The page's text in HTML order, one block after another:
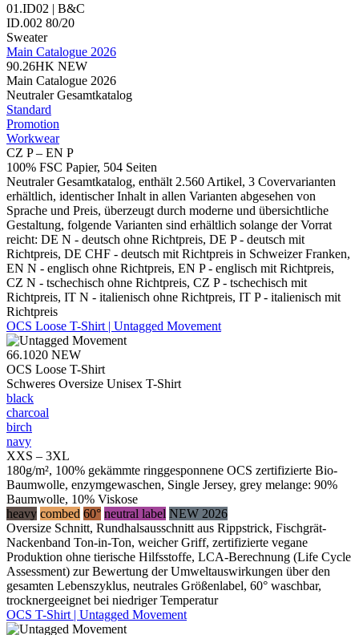
01.ID02 | B&C
ID.002 80/20
Sweater
Main Catalogue 2026
90.26HK NEW
Main Catalogue 2026
Neutraler Gesamtkatalog
Standard
Promotion
Workwear
CZ P – EN P
100% FSC Papier, 504 Seiten
Neutraler Gesamtkatalog, enthält 2.560 Artikel, 3 Covervarianten
erhältlich, identischer Inhalt in allen Varianten abgesehen von
Sprache und Preis, überzeugt durch moderne und übersichtliche
Gestaltung, folgende Varianten sind erhältlich solange der Vorrat
reicht: DE N - deutsch ohne Richtpreis, DE P - deutsch mit
Richtpreis, DE CHF - deutsch mit Richtpreis in Schweizer Franken,
EN N - englisch ohne Richtpreis, EN P - englisch mit Richtpreis,
CZ N - tschechisch ohne Richtpreis, CZ P - tschechisch mit
Richtpreis, IT N - italienisch ohne Richtpreis, IT P - italienisch mit
Richtpreis
OCS Loose T-Shirt | Untagged Movement
66.1020 NEW
OCS Loose T-Shirt
Schweres Oversize Unisex T-Shirt
black
charcoal
birch
navy
XXS – 3XL
180g/m², 100% gekämmte ringgesponnene OCS zertifizierte Bio-
Baumwolle, enzymgewaschen, Single Jersey, grey melange: 90%
Baumwolle, 10% Viskose
heavy combed 60° neutral label NEW 2026
Oversize Schnitt, Rundhalsausschnitt aus Rippstrick, Fischgrät-
Nackenband Ton-in-Ton, weicher Griff, zertifizierte vegane
Produktion ohne tierische Hilfsstoffe, LCA-Berechnung (Life Cycle
Assessment) zur Bewertung der Umweltauswirkungen über den
gesamten Lebenszyklus, neutrales Größenlabel, 60° waschbar,
trocknergeeignet bei niedriger Temperatur
OCS T-Shirt | Untagged Movement